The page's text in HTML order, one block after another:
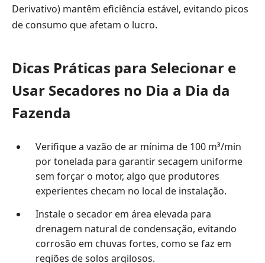
Derivativo) mantêm eficiência estável, evitando picos
de consumo que afetam o lucro.
Dicas Práticas para Selecionar e
Usar Secadores no Dia a Dia da
Fazenda
Verifique a vazão de ar mínima de 100 m³/min
por tonelada para garantir secagem uniforme
sem forçar o motor, algo que produtores
experientes checam no local de instalação.
Instale o secador em área elevada para
drenagem natural de condensação, evitando
corrosão em chuvas fortes, como se faz em
regiões de solos argilosos.